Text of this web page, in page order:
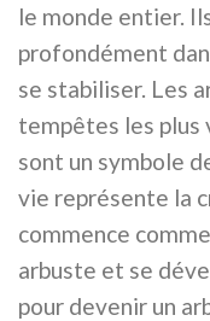
le monde entier.
profondément
se stabiliser. Les
tempêtes les plus
sont un symbole
vie représente la
commence
arbuste et se
pour devenir un